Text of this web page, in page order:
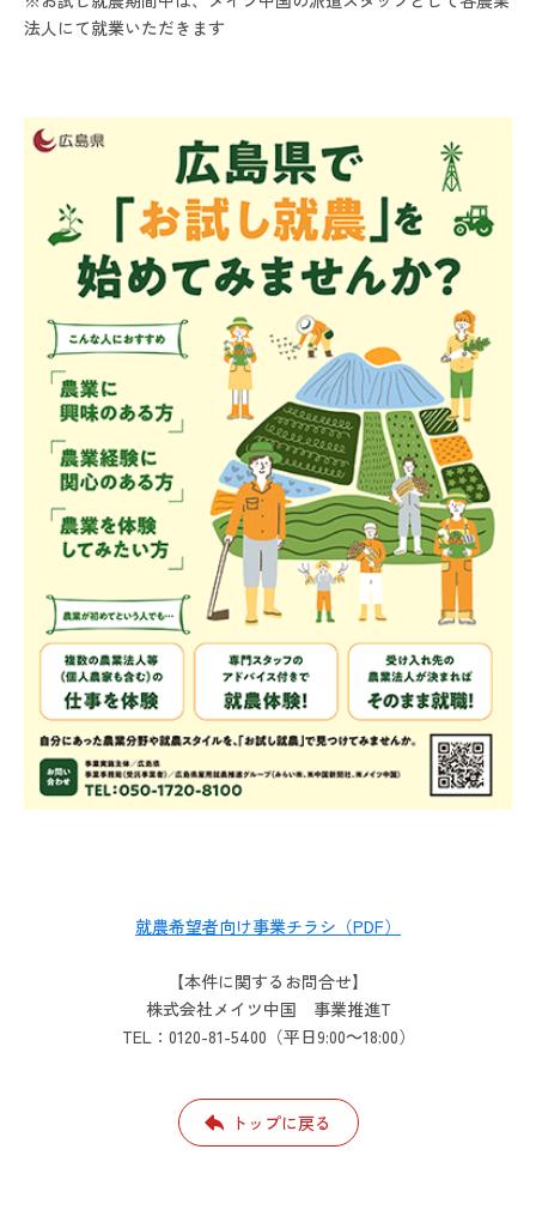
法人にて就業いただきます
就農希望者向け事業チラシ（PDF）
【本件に関するお問合せ】
株式会社メイツ中国 事業推進T
TEL：0120-81-5400（平日9:00～18:00）
トップに戻る